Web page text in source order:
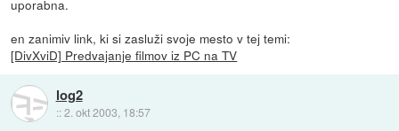
uporabna.
en zanimiv link, ki si zasluži svoje mesto v tej temi:
[DivXviD] Predvajanje filmov iz PC na TV
log2
::2. okt 2003, 18:57